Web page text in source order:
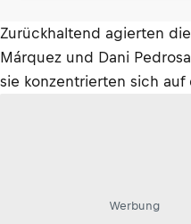
Zurückhaltend agierten
Márquez und Dani
sie konzentrierten sich
Werbung